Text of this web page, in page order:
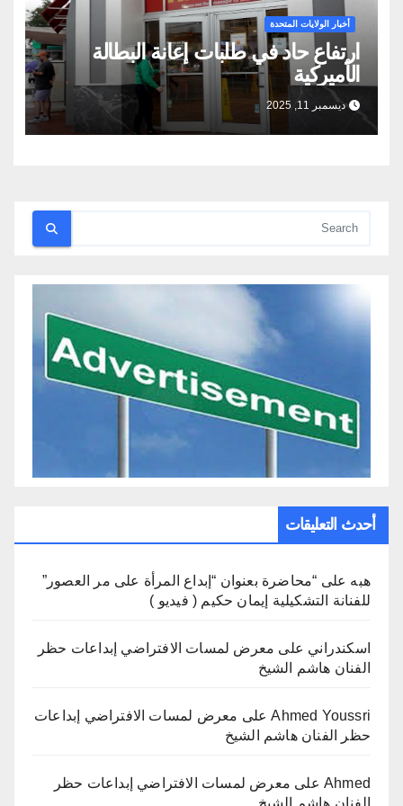
أخبار الولايات المتحدة
ارتفاع حاد في طلبات إعانة البطالة
الأميركية
ديسمبر 11, 2025
أحدث التعليقات
هبه على “محاضرة بعنوان “إبداع المرأة على مر العصور”
للفنانة التشكيلية إيمان حكيم ( فيديو )
اسكندراني على معرض لمسات الافتراضي إبداعات حظر
الفنان هاشم الشيخ
Ahmed Youssriعلى معرض لمسات الافتراضي إبداعات
حظر الفنان هاشم الشيخ
Ahmed على معرض لمسات الافتراضي إبداعات حظر